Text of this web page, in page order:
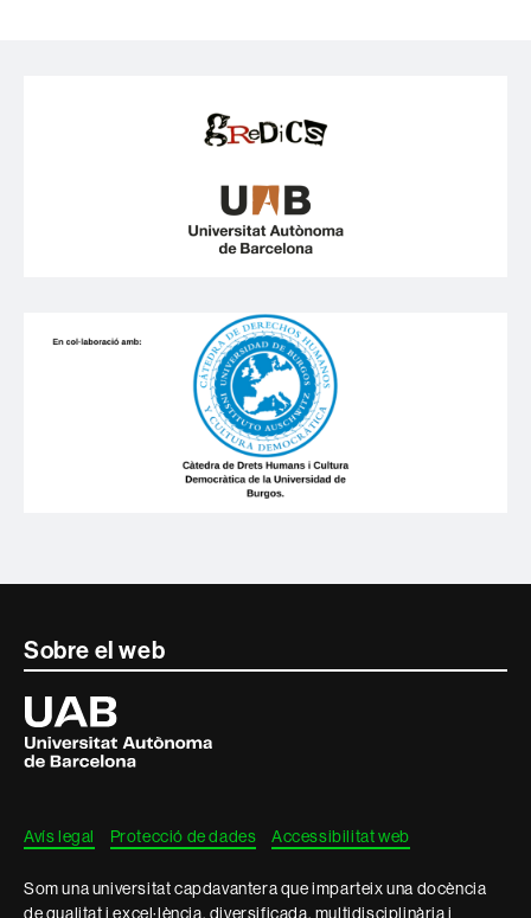
Contacte
informació
legal
Sobre el web
Universitat
Autònoma
de
Barcelona
Avís legal Protecció de dades Accessibilitat web
Som una universitat capdavantera que imparteix una docència
de qualitat i excel·lència, diversificada, multidisciplinària i